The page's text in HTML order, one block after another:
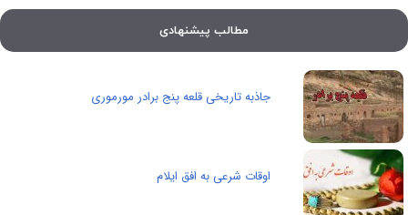
مطالب پیشنهادی
جاذبه تاریخی قلعه پنج برادر مورموری
اوقات شرعی به افق ایلام